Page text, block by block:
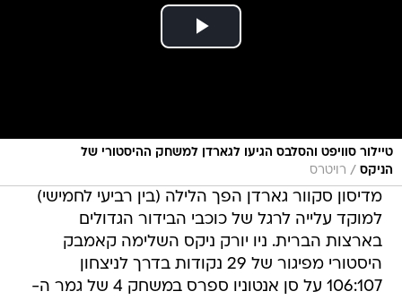
טיילור סוויפט והסלבס הגיעו לגארדן למשחק ההיסטורי של
הניקס / רויטרס
מדיסון סקוור גארדן הפך הלילה (בין רביעי לחמישי)
למוקד עלייה לרגל של כוכבי הבידור הגדולים
בארצות הברית. ניו יורק ניקס השלימה קאמבק
היסטורי מפיגור של 29 נקודות בדרך לניצחון
106:107 על סן אנטוניו ספרס במשחק 4 של גמר ה-